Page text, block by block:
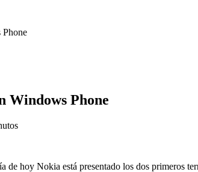
Windows Phone
de hoy Nokia está presentado los dos primeros